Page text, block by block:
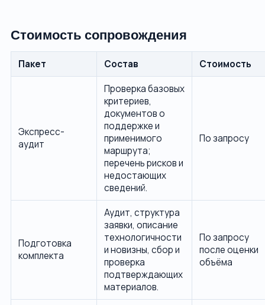
Стоимость сопровождения
Пакет Состав Стоимость
Экспресс-
аудит
Проверка базовых
критериев,
документов о
поддержке и
применимого
маршрута;
перечень рисков и
недостающих
сведений.
По запросу
Подготовка
комплекта
Аудит, структура
заявки, описание
технологичности
и новизны, сбор и
проверка
подтверждающих
материалов.
По запросу
после оценки
объёма